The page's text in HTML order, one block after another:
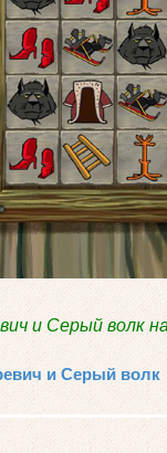
и Серый волк
и Серый волк